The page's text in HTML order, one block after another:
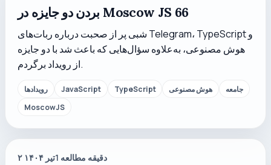
بردن دو جایزه در Moscow JS 66
شبی پر از صحبت درباره ربات‌های Telegram، TypeScript و
هوش مصنوعی، به‌علاوه سؤال‌هایی که باعث شد با دو جایزه
از رویداد برگردم.
رویدادها JavaScript TypeScript هوش مصنوعی
جامعه
MoscowJS
۲ تیر ۱۴۰۴1 دقیقه مطالعه